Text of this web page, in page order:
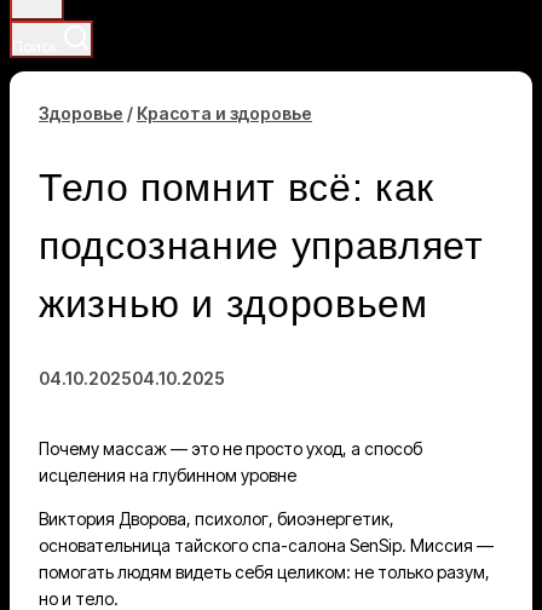
Здоровье / Красота и здоровье
Тело помнит всё: как
подсознание управляет
жизнью и здоровьем
04.10.202504.10.2025
Почему массаж — это не просто уход, а способ
исцеления на глубинном уровне
Виктория Дворова, психолог, биоэнергетик,
основательница тайского спа-салона SenSip. Миссия —
помогать людям видеть себя целиком: не только разум,
но и тело.